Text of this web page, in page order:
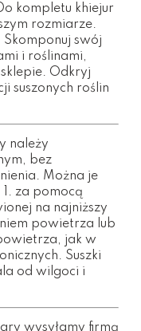
kompletu khiejur
rozmiarze.
swój
i roślinami,
Odkryj
suszonych roślin
należy
bez
Można je
za pomocą
na najniższy
powietrza lub
jak w
Suszki
od wilgoci i
wysyłamy firmą